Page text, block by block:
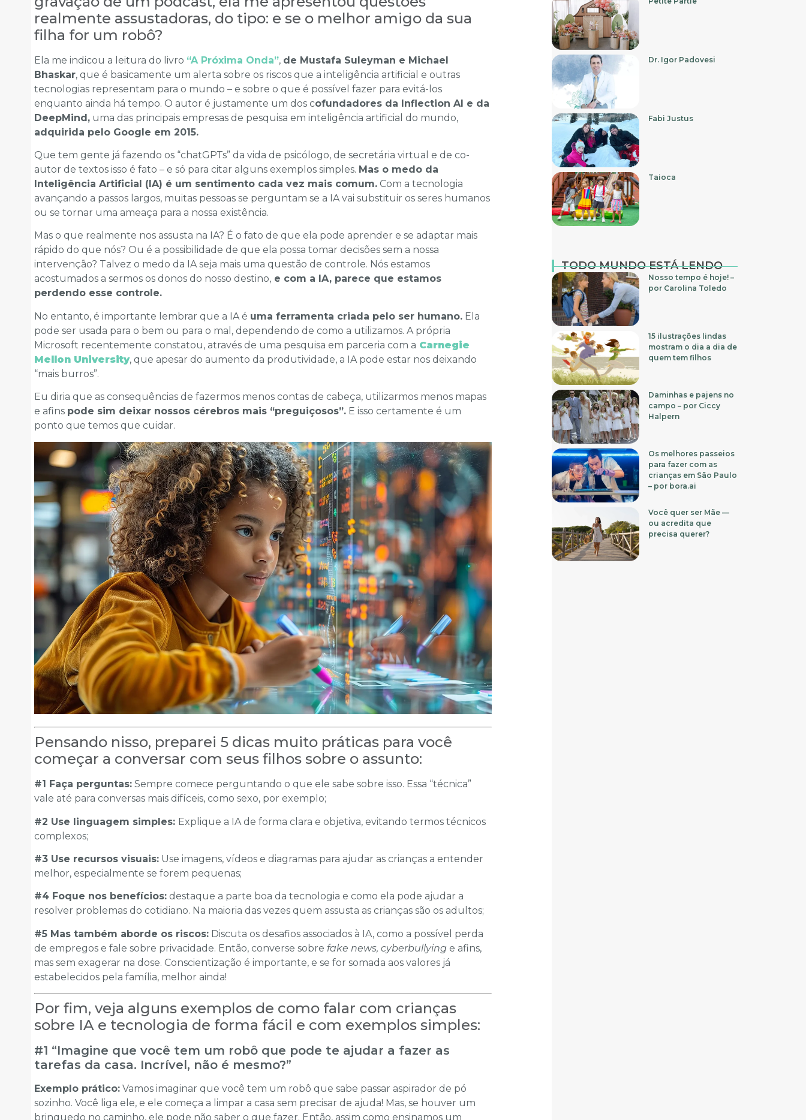
realmente assustadoras, do tipo: e se o melhor amigo da sua
filha for um robô?
Ela me indicou a leitura do livro “A Próxima Onda”, de Mustafa Suleyman e Michael
Bhaskar, que é basicamente um alerta sobre os riscos que a inteligência artificial e outras
tecnologias representam para o mundo – e sobre o que é possível fazer para evitá-los
enquanto ainda há tempo. O autor é justamente um dos cofundadores da Inflection AI e da
DeepMind, uma das principais empresas de pesquisa em inteligência artificial do mundo,
adquirida pelo Google em 2015.
Que tem gente já fazendo os “chatGPTs” da vida de psicólogo, de secretária virtual e de co-
autor de textos isso é fato – e só para citar alguns exemplos simples. Mas o medo da
Inteligência Artificial (IA) é um sentimento cada vez mais comum. Com a tecnologia
avançando a passos largos, muitas pessoas se perguntam se a IA vai substituir os seres humanos
ou se tornar uma ameaça para a nossa existência.
Mas o que realmente nos assusta na IA? É o fato de que ela pode aprender e se adaptar mais
rápido do que nós? Ou é a possibilidade de que ela possa tomar decisões sem a nossa
intervenção? Talvez o medo da IA seja mais uma questão de controle. Nós estamos
acostumados a sermos os donos do nosso destino, e com a IA, parece que estamos
perdendo esse controle.
No entanto, é importante lembrar que a IA é uma ferramenta criada pelo ser humano. Ela
pode ser usada para o bem ou para o mal, dependendo de como a utilizamos. A própria
Microsoft recentemente constatou, através de uma pesquisa em parceria com a Carnegie
Mellon University, que apesar do aumento da produtividade, a IA pode estar nos deixando
“mais burros”.
Eu diria que as consequências de fazermos menos contas de cabeça, utilizarmos menos mapas
e afins pode sim deixar nossos cérebros mais “preguiçosos”. E isso certamente é um
ponto que temos que cuidar.
Pensando nisso, preparei 5 dicas muito práticas para você
começar a conversar com seus filhos sobre o assunto:
#1 Faça perguntas: Sempre comece perguntando o que ele sabe sobre isso. Essa “técnica”
vale até para conversas mais difíceis, como sexo, por exemplo;
#2 Use linguagem simples: Explique a IA de forma clara e objetiva, evitando termos técnicos
complexos;
#3 Use recursos visuais: Use imagens, vídeos e diagramas para ajudar as crianças a entender
melhor, especialmente se forem pequenas;
#4 Foque nos benefícios: destaque a parte boa da tecnologia e como ela pode ajudar a
resolver problemas do cotidiano. Na maioria das vezes quem assusta as crianças são os adultos;
#5 Mas também aborde os riscos: Discuta os desafios associados à IA, como a possível perda
de empregos e fale sobre privacidade. Então, converse sobre fake news, cyberbullying e afins,
mas sem exagerar na dose. Conscientização é importante, e se for somada aos valores já
estabelecidos pela família, melhor ainda!
Por fim, veja alguns exemplos de como falar com crianças
sobre IA e tecnologia de forma fácil e com exemplos simples:
#1 “Imagine que você tem um robô que pode te ajudar a fazer as
tarefas da casa. Incrível, não é mesmo?”
Exemplo prático: Vamos imaginar que você tem um robô que sabe passar aspirador de pó
sozinho. Você liga ele, e ele começa a limpar a casa sem precisar de ajuda! Mas, se houver um
brinquedo no caminho, ele pode não saber o que fazer. Então, assim como ensinamos um
Dr. Igor Padovesi
Fabi Justus
Taioca
TODO MUNDO ESTÁ LENDO
Nosso tempo é hoje! –
por Carolina Toledo
15 ilustrações lindas
mostram o dia a dia de
quem tem filhos
Daminhas e pajens no
campo – por Ciccy
Halpern
Os melhores passeios
para fazer com as
crianças em São Paulo
– por bora.ai
Você quer ser Mãe —
ou acredita que
precisa querer?